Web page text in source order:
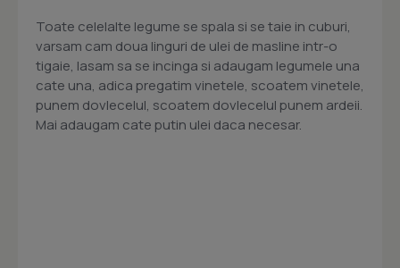
Toate celelalte legume se spala si se taie in cuburi,
varsam cam doua linguri de ulei de masline intr-o
tigaie, lasam sa se incinga si adaugam legumele una
cate una, adica pregatim vinetele, scoatem vinetele,
punem dovlecelul, scoatem dovlecelul punem ardeii.
Mai adaugam cate putin ulei daca necesar.